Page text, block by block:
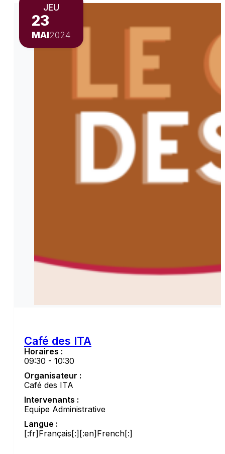
JEU
23
MAI2024
Café des ITA
Horaires :
09:30 - 10:30
Organisateur :
Café des ITA
Intervenants :
Equipe Administrative
Langue :
[:fr]Français[:][:en]French[:]